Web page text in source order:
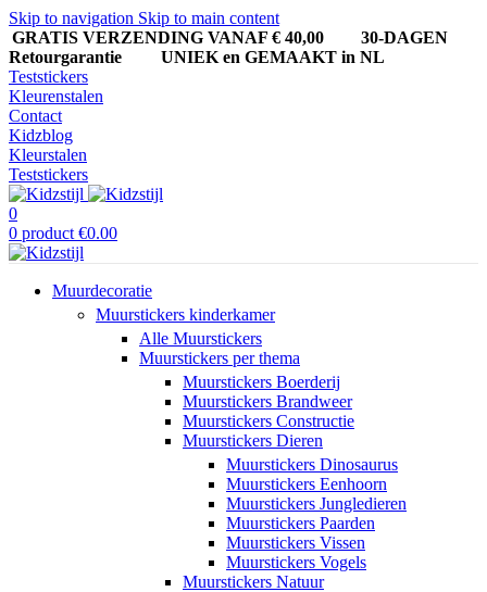
Skip to navigation Skip to main content
GRATIS VERZENDING VANAF € 40,00
30-DAGEN
Retourgarantie UNIEK en GEMAAKT in NL
Teststickers
Kleurenstalen
Contact
Kidzblog
Kleurstalen
Teststickers
0
0 product €0.00
Muurdecoratie
Muurstickers kinderkamer
Alle Muurstickers
Muurstickers per thema
Muurstickers Boerderij
Muurstickers Brandweer
Muurstickers Constructie
Muurstickers Dieren
Muurstickers Dinosaurus
Muurstickers Eenhoorn
Muurstickers Jungledieren
Muurstickers Paarden
Muurstickers Vissen
Muurstickers Vogels
Muurstickers Natuur